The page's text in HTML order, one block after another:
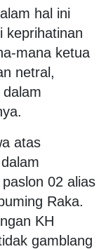
hal ini
keprihatinan
mana ketua
netral,
atas
02 alias
Raka.
KH
gamblang